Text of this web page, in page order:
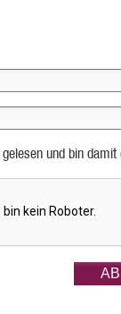
gelesen und bin